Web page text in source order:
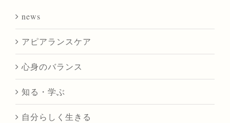
news
アピアランスケア
心身のバランス
知る・学ぶ
自分らしく生きる